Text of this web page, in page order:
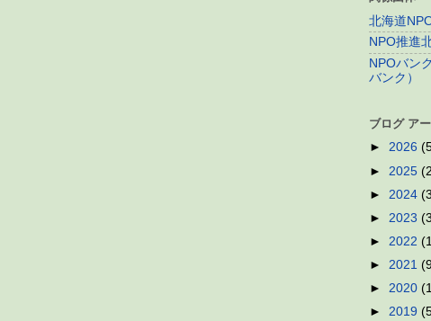
北海道
NPO推進
NPOバン
バンク）
ブログ ア
► 2026
► 2025
► 2024
► 2023
► 2022
► 2021
► 2020
► 2019